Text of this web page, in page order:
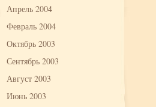
Апрель 2004
Февраль 2004
Октябрь 2003
Сентябрь 2003
Август 2003
Июнь 2003